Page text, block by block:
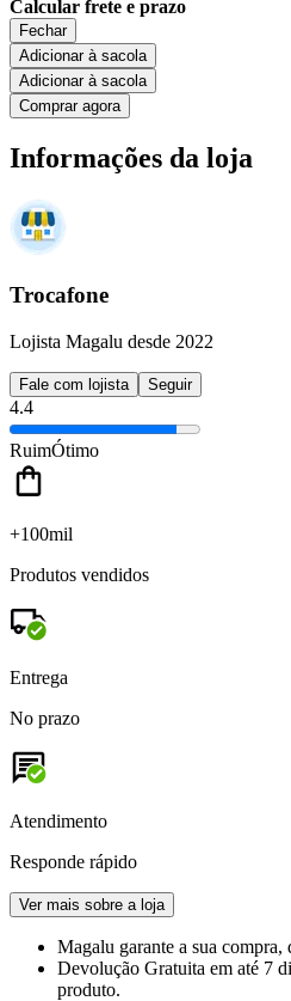
Calcular frete e prazo
Fechar
Adicionar à sacola
Adicionar à sacola
Comprar agora
Informações da loja
Trocafone
Lojista Magalu desde 2022
Fale com lojista Seguir
4.4
RuimÓtimo
+100mil
Produtos vendidos
Entrega
No prazo
Atendimento
Responde rápido
Ver mais sobre a loja
Magalu garante a sua compra,
Devolução Gratuita em até 7
produto.